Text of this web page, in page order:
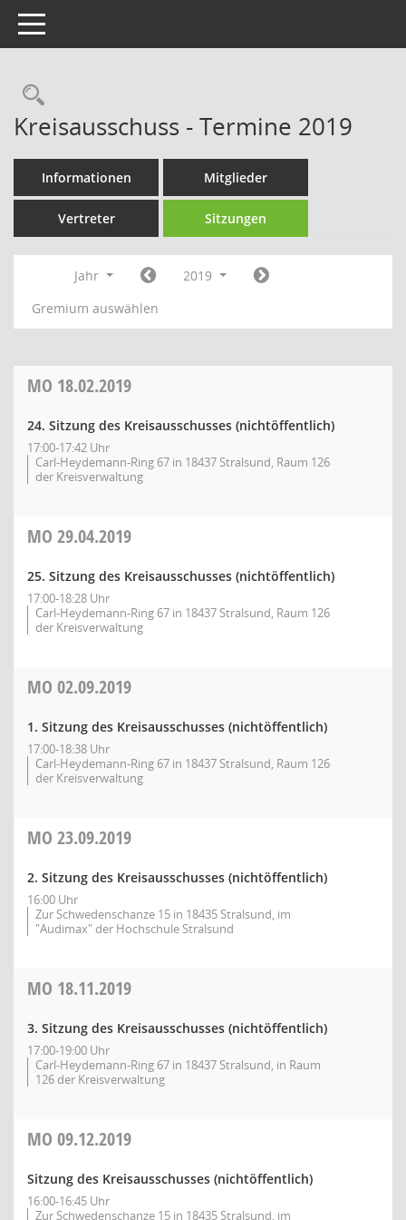
Toggle navigation
Rechercheauswahl
Kreisausschuss - Termine 2019
Informationen Mitglieder
Vertreter Sitzungen
Jahr
2019
Gremium auswählen
MO 18.02.2019
24. Sitzung des Kreisausschusses (nichtöffentlich)
17:00-17:42 Uhr
Carl-Heydemann-Ring 67 in 18437 Stralsund, Raum 126
der Kreisverwaltung
MO 29.04.2019
25. Sitzung des Kreisausschusses (nichtöffentlich)
17:00-18:28 Uhr
Carl-Heydemann-Ring 67 in 18437 Stralsund, Raum 126
der Kreisverwaltung
MO 02.09.2019
1. Sitzung des Kreisausschusses (nichtöffentlich)
17:00-18:38 Uhr
Carl-Heydemann-Ring 67 in 18437 Stralsund, Raum 126
der Kreisverwaltung
MO 23.09.2019
2. Sitzung des Kreisausschusses (nichtöffentlich)
16:00 Uhr
Zur Schwedenschanze 15 in 18435 Stralsund, im
"Audimax" der Hochschule Stralsund
MO 18.11.2019
3. Sitzung des Kreisausschusses (nichtöffentlich)
17:00-19:00 Uhr
Carl-Heydemann-Ring 67 in 18437 Stralsund, in Raum
126 der Kreisverwaltung
MO 09.12.2019
Sitzung des Kreisausschusses (nichtöffentlich)
16:00-16:45 Uhr
Zur Schwedenschanze 15 in 18435 Stralsund, im